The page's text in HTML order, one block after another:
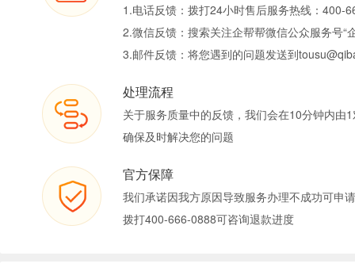
1.电话反馈：拨打24小时售后服务热线：400-
2.微信反馈：搜索关注企帮帮微信公众服务号“
3.邮件反馈：将您遇到的问题发送到
处理流程
关于服务质量中的反馈，我们会在10分钟内由
确保及时解决您的问题
官方保障
我们承诺因我方原因导致服务办理不成功可申
拨打400-666-0888可咨询退款进度